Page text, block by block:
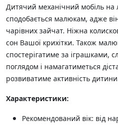
Дитячий механічний мобіль на
сподобається малюкам, адже
чарівних зайчат. Ніжна
сон Вашої крихітки. Також
спостерігатиме за іграшками,
поглядом і намагатиметься
розвиватиме активність
Характеристики:
Рекомендований вік: від